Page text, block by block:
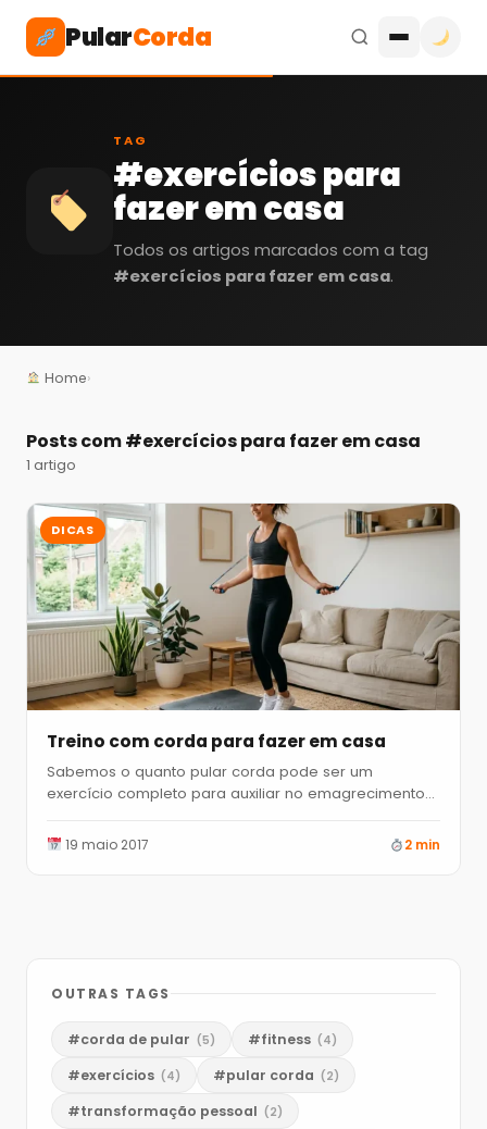
PularCorda
TAG
#exercícios para
fazer em casa
Todos os artigos marcados com a tag
#exercícios para fazer em casa.
Home›
Posts com#exercícios para fazer em casa
1 artigo
DICAS
Treino com corda para fazer em casa
Sabemos o quanto pular corda pode ser um
exercício completo para auxiliar no emagrecimento
19 maio 2017 2 min
OUTRAS TAGS
#corda de pular (5) #fitness (4)
#exercícios (4) #pular corda (2)
#transformação pessoal (2)